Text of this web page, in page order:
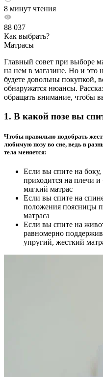
8 минут чтения
88 037
Как выбрать?
Матрасы
Главный совет при выборе
на нем в магазине. Но и это
будете довольны покупкой,
обнаружатся нюансы.
обращать внимание, чтобы
1. В какой позе вы
Чтобы правильно подобрать
любимую позу во сне, ведь в
тела меняется:
Если вы спите на боку,
приходится на плечи и
мягкий матрас
Если вы спите на
положения поясницы
матраса
Если вы спите на
равномерно
упругий, жесткий